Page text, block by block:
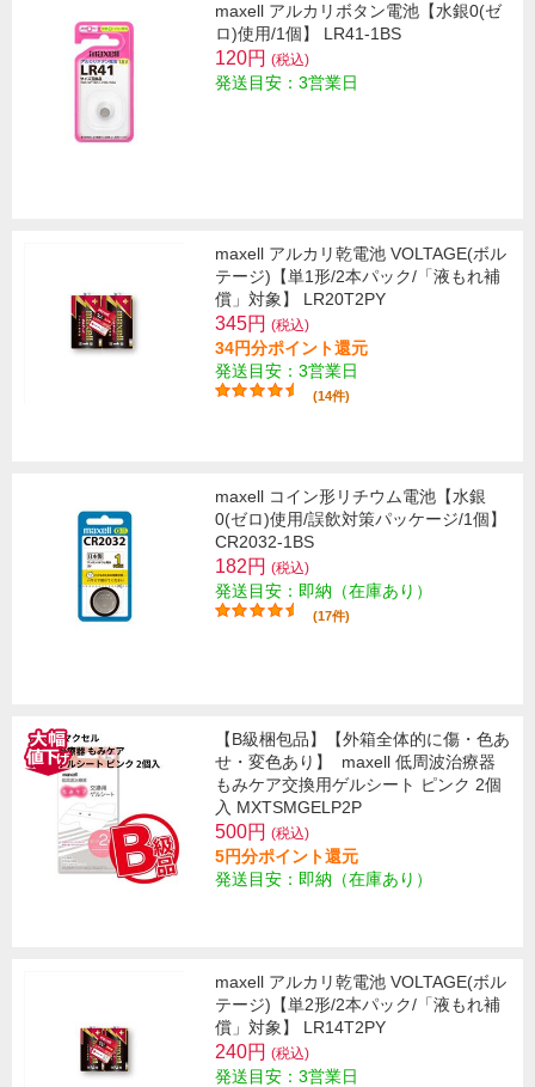
maxell アルカリボタン電池【水銀0(ゼ
ロ)使用/1個】 LR41-1BS
120円 (税込)
発送目安：3営業日
maxell アルカリ乾電池 VOLTAGE(ボル
テージ)【単1形/2本パック/「液もれ補
償」対象】 LR20T2PY
345円 (税込)
34円分ポイント還元
発送目安：3営業日
(14件)
maxell コイン形リチウム電池【水銀
0(ゼロ)使用/誤飲対策パッケージ/1個】
CR2032-1BS
182円 (税込)
発送目安：即納（在庫あり）
(17件)
【B級梱包品】【外箱全体的に傷・色あ
せ・変色あり】
maxell 低周波治療器
もみケア交換用ゲルシート ピンク 2個
入 MXTSMGELP2P
500円 (税込)
5円分ポイント還元
発送目安：即納（在庫あり）
maxell アルカリ乾電池 VOLTAGE(ボル
テージ)【単2形/2本パック/「液もれ補
償」対象】 LR14T2PY
240円 (税込)
発送目安：3営業日